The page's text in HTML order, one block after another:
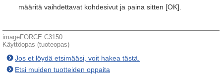
määritä vaihdettavat kohdesivut ja paina sitten [OK].
imageFORCE C3150
Käyttöopas (tuoteopas)
Jos et löydä etsimääsi, voit hakea tästä.
Etsi muiden tuotteiden oppaita